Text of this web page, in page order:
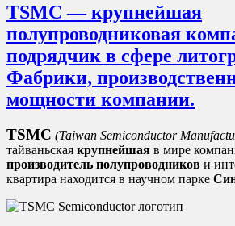
TSMC — крупнейшая
полупроводниковая
подрядчик в сфере
Фабрики,
мощности компании.
TSMC (Taiwan Semiconductor
тайваньская крупнейшая в мире
производитель полупроводников и
квартира находится в научном парке